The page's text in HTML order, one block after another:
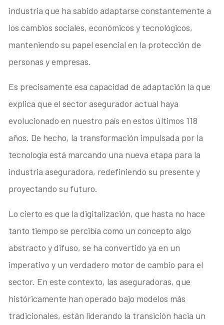
industria que ha sabido adaptarse constantemente a
los cambios sociales, económicos y tecnológicos,
manteniendo su papel esencial en la protección de
personas y empresas.
Es precisamente esa capacidad de adaptación la que
explica que el sector asegurador actual haya
evolucionado en nuestro país en estos últimos 118
años. De hecho, la transformación impulsada por la
tecnología está marcando una nueva etapa para la
industria aseguradora, redefiniendo su presente y
proyectando su futuro.
Lo cierto es que la digitalización, que hasta no hace
tanto tiempo se percibía como un concepto algo
abstracto y difuso, se ha convertido ya en un
imperativo y un verdadero motor de cambio para el
sector. En este contexto, las aseguradoras, que
históricamente han operado bajo modelos más
tradicionales, están liderando la transición hacia un